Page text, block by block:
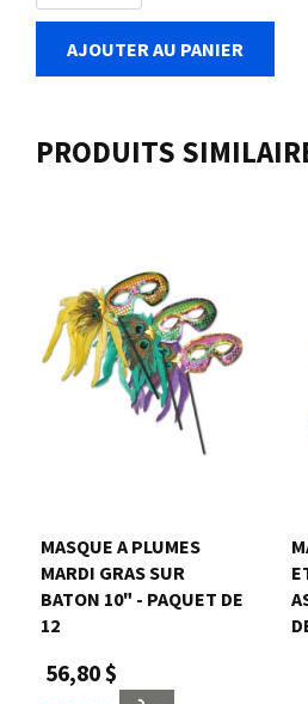
AJOUTER AU PANIER
PRODUITS
MASQUE A PLUMES
MARDI GRAS SUR
BATON 10" - PAQUET DE
12
56,80 $